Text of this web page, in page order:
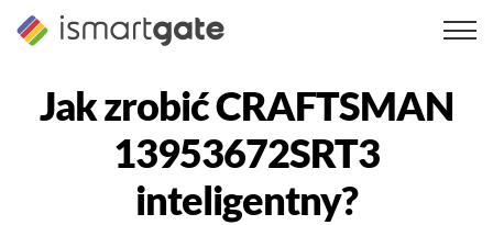
Przejdź
do
Jak zrobićCRAFTSMAN
13953672SRT3
inteligentny?